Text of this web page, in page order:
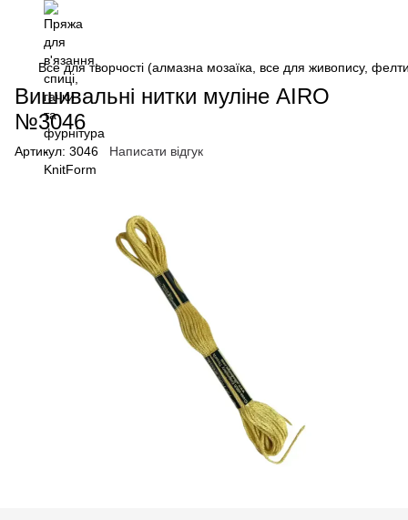
Все для творчості (алмазна мозаїка, все для живопису,
Вишивальні нитки муліне AIRO
№3046
Артикул: 3046 Написати відгук